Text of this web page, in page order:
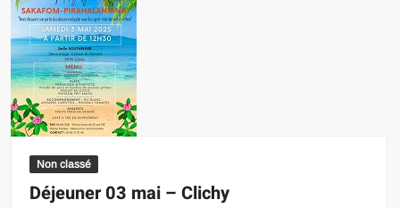
Non classé
Déjeuner 03 mai – Clichy